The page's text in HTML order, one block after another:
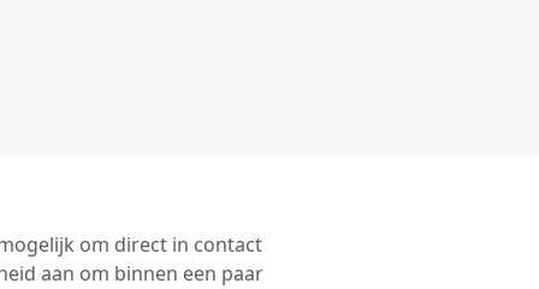
om direct in contact
aan om binnen een paar